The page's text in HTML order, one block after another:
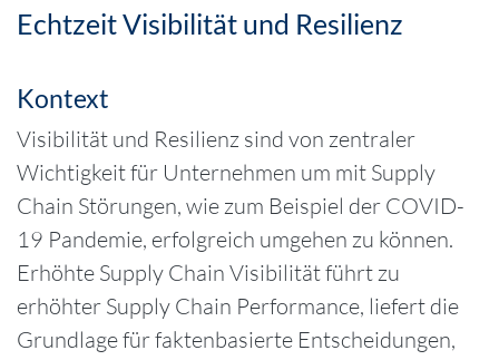
Echtzeit Visibilität und Resilienz
Kontext
Visibilität und Resilienz sind von zentraler
Wichtigkeit für Unternehmen um mit Supply
Chain Störungen, wie zum Beispiel der COVID-
19 Pandemie, erfolgreich umgehen zu können.
Erhöhte Supply Chain Visibilität führt zu
erhöhter Supply Chain Performance, liefert die
Grundlage für faktenbasierte Entscheidungen,